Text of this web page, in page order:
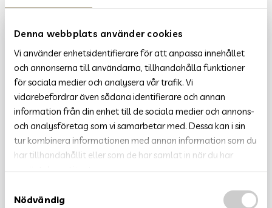
Denna webbplats använder cookies
Vi använder enhetsidentifierare för att anpassa innehållet
och annonserna till användarna, tillhandahålla funktioner
för sociala medier och analysera vår trafik. Vi
vidarebefordrar även sådana identifierare och annan
information från din enhet till de sociala medier och annons-
och analysföretag som vi samarbetar med. Dessa kan i sin
tur kombinera informationen med annan information som du
har tillhandahållit eller som de har samlat in när du har
använt deras tjänster.
Nödvändig
VÄRDEGRUND
VÅRT UPPDRAG
VISSELBLÅSA
HÄR FINNS VI
POLITIK OCH STYRNING
DIREKTIONENS PROTOKOLL